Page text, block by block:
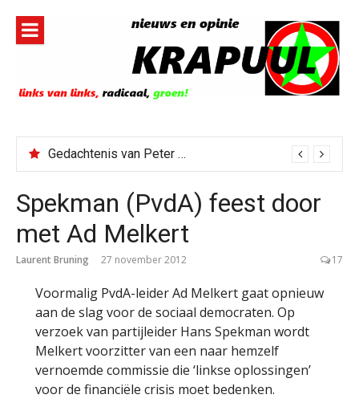
inhoud
Gedachtenis van Peter Faber
Todd Blanche benoemd tot Attorney General
Spekman (PvdA) feest door
met Ad Melkert
Laurent Bruning 27 november 2012 17
Voormalig PvdA-leider Ad Melkert gaat opnieuw
aan de slag voor de sociaal democraten. Op
verzoek van partijleider Hans Spekman wordt
Melkert voorzitter van een naar hemzelf
vernoemde commissie die ‘linkse oplossingen’
voor de financiële crisis moet bedenken.